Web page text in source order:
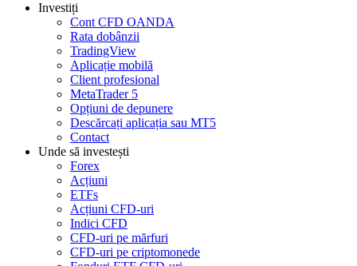
Investiți
Cont CFD OANDA
Rata dobânzii
TradingView
Aplicație mobilă
Client profesional
MetaTrader 5
Opțiuni de depunere
Descărcați aplicația sau MT5
Contact
Unde să investești
Forex
Acțiuni
ETFs
Acțiuni CFD-uri
Indici CFD
CFD-uri pe mărfuri
CFD-uri pe criptomonede